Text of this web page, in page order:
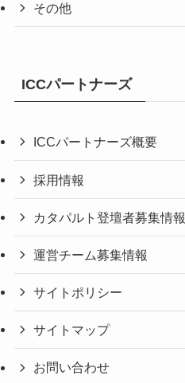
その他
ICCパートナーズ
ICCパートナーズ概要
採用情報
カタパルト登壇者募集情報
運営チーム募集情報
サイトポリシー
サイトマップ
お問い合わせ